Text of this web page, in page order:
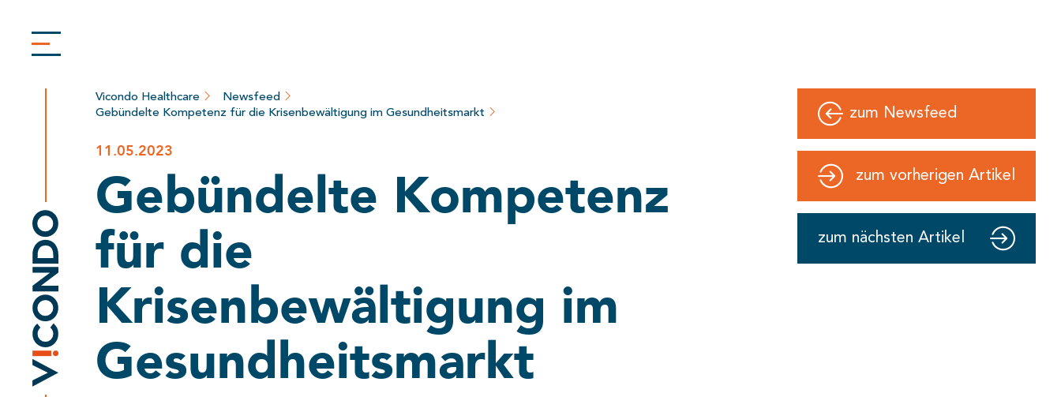
Vicondo Healthcare
Newsfeed
Gebündelte Kompetenz für die Krisenbewältigung im Gesundheitsmarkt
11.05.2023
Gebündelte Kompetenz
für die
Krisenbewältigung im
Gesundheitsmarkt
zum Newsfeed
zum vorherigen Artikel
zum nächsten Artikel